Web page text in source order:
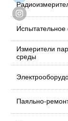
Измерители
среды
Паяльно-